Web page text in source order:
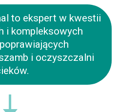
to ekspert w kwestii
i kompleksowych
i oczyszczalni